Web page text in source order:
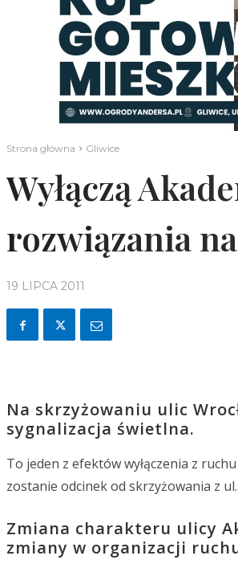
Strona główna Gliwice
Wyłączą
rozwiązania
19 LIPCA 2011
Na skrzyżowaniu ulic
sygnalizacja świetlna.
To jeden z efektów wyłączenia z
zostanie odcinek od skrzyżowania z
Zmiana charakteru ulicy
zmiany w organizacji